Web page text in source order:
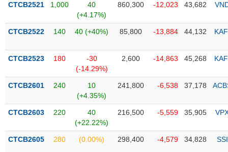
thái
phiếu
mô
thị
Niêm
Niêm
CTCB2521 1,000
40
(+4.17%)
860,300 -12,023 43,682
CTCB2522 140 40 (+40%) 85,800 -13,884 44,132
CTCB2523 180
-30
(-14.29%)
2,600 -14,863 45,268
CTCB2601 240
10
(+4.35%)
241,800 -6,538 37,178
CTCB2603 220
40
(+22.22%)
216,500 -5,559 35,905
CTCB2605 280 (0.00%) 298,400 -4,579 34,828 SSI
NGÀNH
DOANH
NGHIỆP
PHIẾU